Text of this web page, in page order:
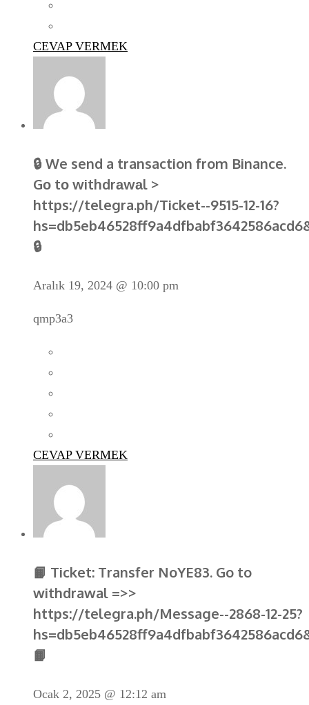
CEVAP VERMEK
🔒 We send a transaction from Binance.
Gо tо withdrаwаl >
https://telegra.ph/Ticket--9515-12-16?
🔒
Aralık 19, 2024 @ 10:00 pm
qmp3a3
CEVAP VERMEK
📙 Ticket: Transfer NoYE83. Go to
withdrawal =>>
https://telegra.ph/Message--2868-12-25?
📙
Ocak 2, 2025 @ 12:12 am